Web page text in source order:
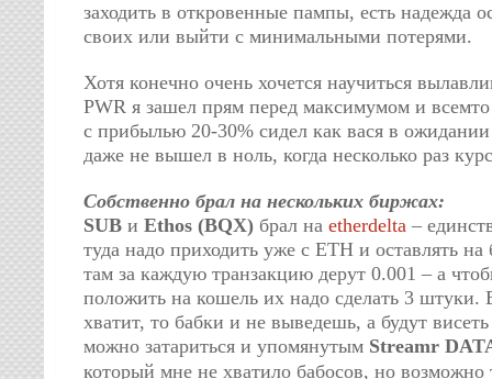
заходить в откровенные пампы, есть надежда
своих или выйти с минимальными потерями.
Хотя конечно очень хочется научиться
PWR я зашел прям перед максимумом и
с прибылью 20-30% сидел как вася в
даже не вышел в ноль, когда несколько раз
Собственно брал на нескольких биржах:
SUB и Ethos (BQX) брал на etherdelta –
туда надо приходить уже с ETH и оставлять на
там за каждую транзакцию дерут 0.001 – а
положить на кошель их надо сделать 3 штуки.
хватит, то бабки и не выведешь, а будут
можно затариться и упомянутым Streamr
который мне не хватило бабосов, но возможно